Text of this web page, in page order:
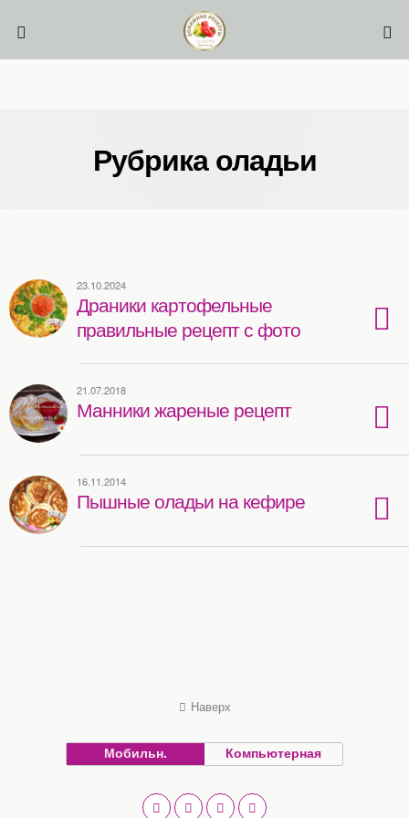
Рубрика оладьи
23.10.2024
Драники картофельные
правильные рецепт с фото
21.07.2018
Манники жареные рецепт
16.11.2014
Пышные оладьи на кефире
Наверх
Мобильн. Компьютерная